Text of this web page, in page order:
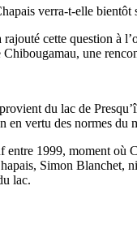
verra-t-elle
rajouté cette question
une
du lac de
vertu des normes du
entre 1999, moment où
Simon Blanchet,
lac.